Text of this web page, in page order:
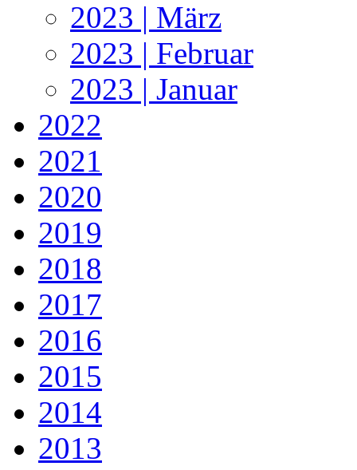
2023 | März
2023 | Februar
2023 | Januar
2022
2021
2020
2019
2018
2017
2016
2015
2014
2013